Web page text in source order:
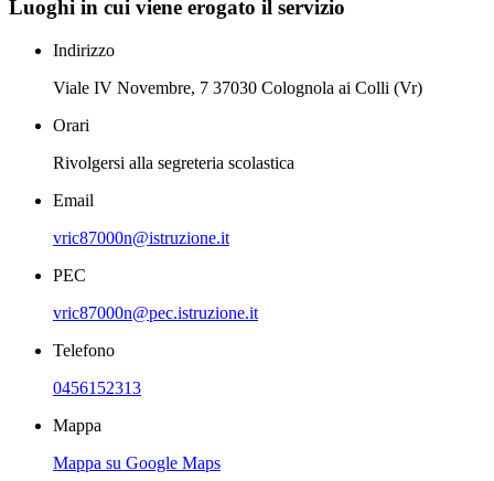
Luoghi in cui viene erogato il servizio
Indirizzo
Viale IV Novembre, 7 37030 Colognola ai Colli (Vr)
Orari
Rivolgersi alla segreteria scolastica
Email
vric87000n@istruzione.it
PEC
vric87000n@pec.istruzione.it
Telefono
0456152313
Mappa
Mappa su Google Maps